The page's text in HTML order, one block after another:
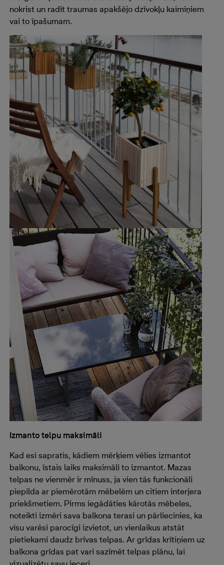
nokrist un radīt traumas apakšējo dzīvokļu kaimiņiem
vai to īpašumam.
Izmanto telpu maksimāli
Kad esi sapratis, kādiem mērķiem vēlies izmantot
balkonu, īstais laiks maksimāli to izmantot. Mazas
telpas ne vienmēr ir mīnuss, ja vien tās funkcionāli
piepilda ar piemērotām mēbelēm un citiem interjera
priekšmetiem. Pirms iegādāties kārotās mēbeles,
noteikti izmēri sava balkona terasi un pārliecinies, ka
visu varēsi parocīgi izvietot, un vienlaikus atstāt
pietiekami daudz brīvas telpas. Ar grīdas krītiņiem uz
balkona grīdas pat vari sazīmēt telpas plānu, lai